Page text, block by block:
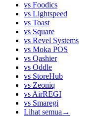
vs Foodics
vs Lightspeed
vs Toast
vs Square
vs Revel Systems
vs Moka POS
vs Qashier
vs Oddle
vs StoreHub
vs Zeoniq
vs AirREGI
vs Smaregi
Lihat semua →